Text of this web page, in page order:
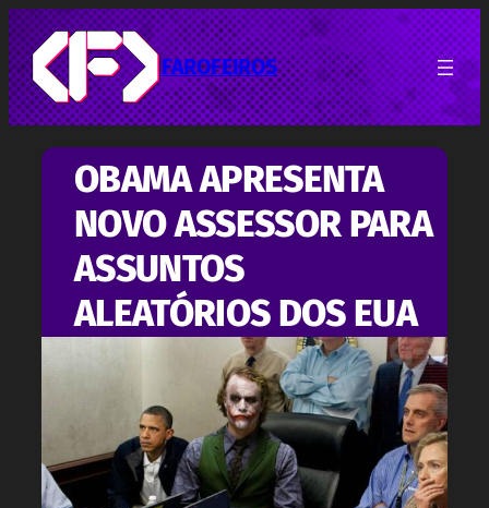
Pular
para
o
conteúdo
FAROFEIROS
OBAMA APRESENTA
NOVO ASSESSOR PARA
ASSUNTOS
ALEATÓRIOS DOS EUA